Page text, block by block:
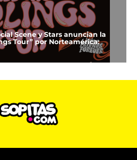
Scene y Stars anuncian la
Tour” por Norteamérica: